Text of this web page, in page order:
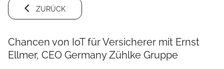
ZURÜCK
Chancen von IoT für Versicherer mit Ernst
Ellmer, CEO Germany Zühlke Gruppe